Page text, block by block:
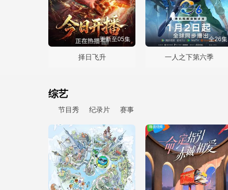
更新至05集
择日飞升
全26集
一人之下第六季
综艺
节目秀 纪录片 赛事